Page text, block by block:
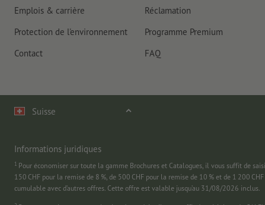
Emplois & carrière
Protection de l'environnement
Contact
Réclamation
Programme Premium
FAQ
Suisse
Informations juridiques
1 Pour économiser sur toute la gamme Brochures et Catalogues, il vous suffit de
150 CHF pour la remise de 8 %, de 500 CHF pour la remise de 10 % et de 1 200
cumulable avec d’autres offres. Cette offre est valable jusqu’au 31/08/2026 inclus.